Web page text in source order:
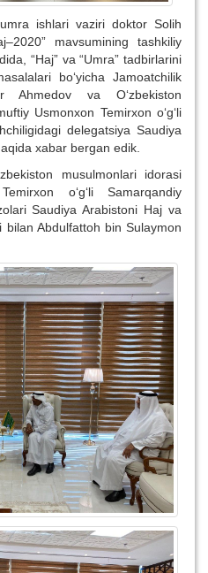
ishlari vaziri doktor Solih
mavsumining tashkiliy
“Haj” va “Umra” tadbirlarini
bo‘yicha Jamoatchilik
Ahmedov va O‘zbekiston
Usmonxon Temirxon o‘g‘li
delegatsiya Saudiya
xabar bergan edik.
musulmonlari idorasi
o‘g‘li Samarqandiy
Saudiya Arabistoni Haj va
bilan Abdulfattoh bin Sulaymon